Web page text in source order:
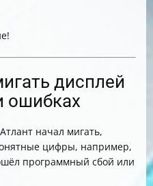
дисплей
ошибках
начал мигать,
цифры, например,
программный сбой или